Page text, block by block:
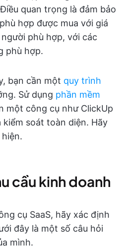
quan trọng là đảm bảo
hợp được mua với giá
phù hợp, với các
phù hợp.
bạn cần một quy trình
Sử dụng phần mềm
một công cụ như ClickUp
soát toàn diện. Hãy
cầu kinh doanh
cụ SaaS, hãy xác định
đây là một số câu hỏi
mình.